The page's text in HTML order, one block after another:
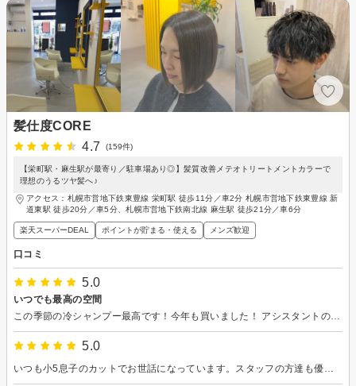
髪仕度CORE
4.7
(159件)
【栄町駅・麻生駅が最寄り／駐車場あり◎】髪質改善メテオトリートメントカラーで
理想のうるツヤ髪へ♪
アクセス：札幌市営地下鉄東豊線 栄町駅 徒歩11分／車2分 札幌市営地下鉄東豊線 新
道東駅 徒歩20分／車5分、札幌市営地下鉄南北線 麻生駅 徒歩21分／車6分
楽天スーパーDEAL ポイントが貯まる・使える メンズ歓迎
口コミ
5.0
いつでも最高の空間
この季節の冷シャンプー最高です！今年も買いました！ アシスタントの方のヘッドマッサージも寝落ちするくらい最高です！ またお願いします！
5.0